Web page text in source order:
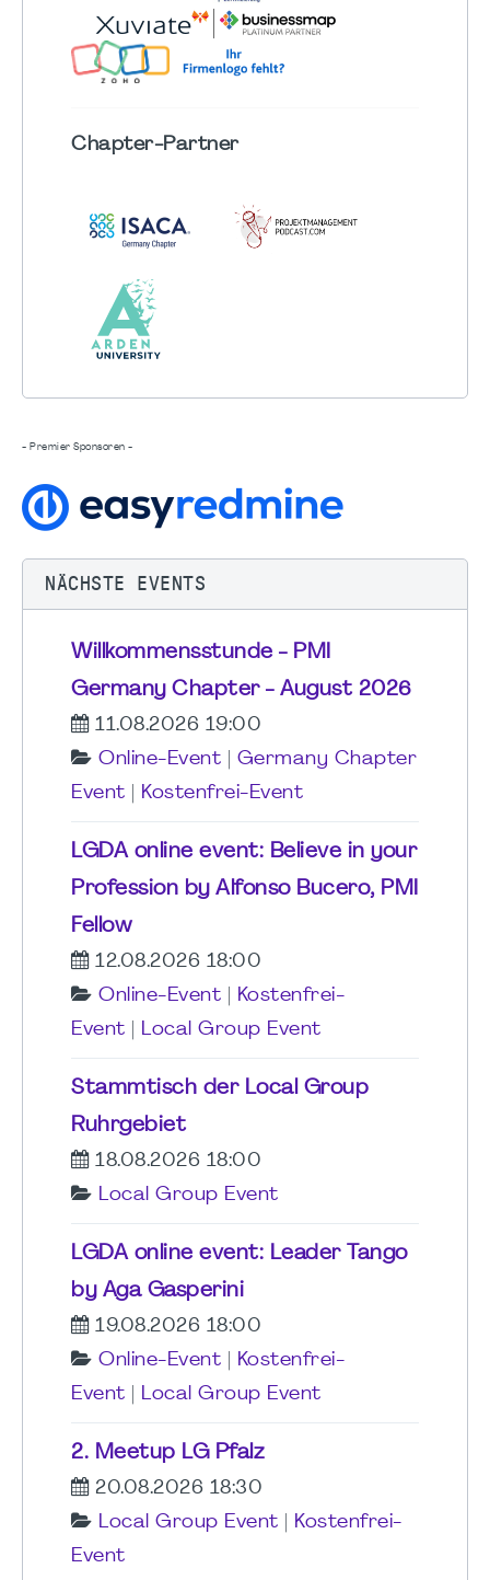
Chapter-Partner
- Premier Sponsoren -
NÄCHSTE EVENTS
Willkommensstunde - PMI
Germany Chapter - August 2026
11.08.2026 19:00
Online-Event
Germany Chapter
Event
Kostenfrei-Event
LGDA online event: Believe in your
Profession by Alfonso Bucero, PMI
Fellow
12.08.2026 18:00
Online-Event
Kostenfrei-
Event
Local Group Event
Stammtisch der Local Group
Ruhrgebiet
18.08.2026 18:00
Local Group Event
LGDA online event: Leader Tango
by Aga Gasperini
19.08.2026 18:00
Online-Event
Kostenfrei-
Event
Local Group Event
2. Meetup LG Pfalz
20.08.2026 18:30
Local Group Event
Kostenfrei-
Event